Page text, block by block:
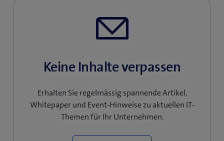
Keine Inhalte verpassen
Erhalten Sie regelmässig spannende Artikel,
Whitepaper und Event-Hinweise zu aktuellen IT-
Themen für Ihr Unternehmen.